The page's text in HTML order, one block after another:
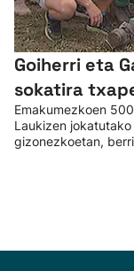
Goiherri eta
sokatira
Emakumezkoen
Laukizen
gizonezkoetan,